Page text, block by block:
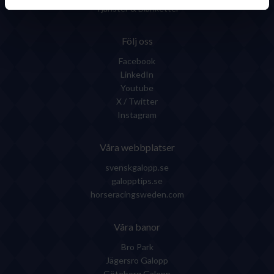
Tjänster & Blanketter
Följ oss
Facebook
LinkedIn
Youtube
X / Twitter
Instagram
Våra webbplatser
svenskgalopp.se
galopptips.se
horseracingsweden.com
Våra banor
Bro Park
Jägersro Galopp